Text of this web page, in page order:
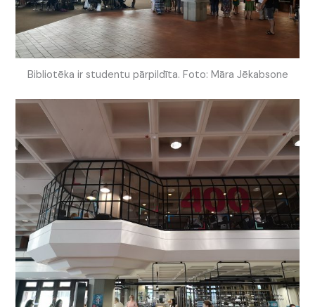
Bibliotēka ir studentu pārpildīta. Foto: Māra Jēkabsone